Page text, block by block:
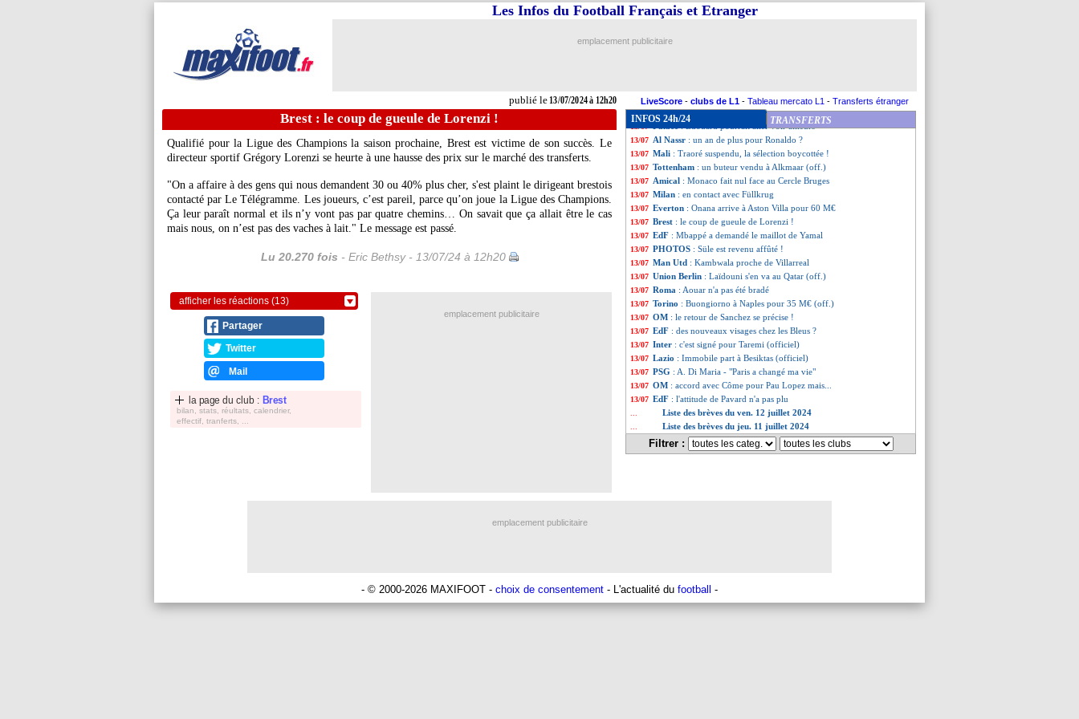
publié le13/07/2024 à 12h20
Les Infos du Football Français et Etranger
emplacement publicitaire
LiveScore - clubs de L1 - Tableau mercato L1 - Transferts étranger
Brest : le coup de gueule de Lorenzi !
Qualifié pour la Ligue des Champions la saison prochaine, Brest est victime de son succès. Le
directeur sportif Grégory Lorenzi se heurte à une hausse des prix sur le marché des transferts.
"On a affaire à des gens qui nous demandent 30 ou 40% plus cher, s'est plaint le dirigeant brestois
contacté par Le Télégramme. Les joueurs, c’est pareil, parce qu’on joue la Ligue des Champions.
Ça leur paraît normal et ils n’y vont pas par quatre chemins… On savait que ça allait être le cas
mais nous, on n’est pas des vaches à lait." Le message est passé.
Lu 20.270 fois - Eric Bethsy - 13/07/24 à 12h20
afficher les réactions (13)
Partager
Twitter
Mail
la page du club : Brest
bilan, stats, réultats, calendrier,
effectif, tranferts, ...
INFOS 24h/24 TRANSFERTS
13/07 Côme: Varane, c'est imminent
13/07 ASSE: Boakye jusqu'en 2028 (officiel)
13/07 Rennes
13/07 Al Ittihad: Blanc nommé entraîneur (officiel)
13/07 Chelsea: Cucurella déçu d'être jugé au prix
: Edouard pourrait aller voir ailleurs
13/07 Al Nassr : un an de plus pour Ronaldo ?
13/07 Mali : Traoré suspendu, la sélection boycottée !
13/07 Tottenham : un buteur vendu à Alkmaar (off.)
13/07 Amical : Monaco fait nul face au Cercle Bruges
13/07 Milan : en contact avec Füllkrug
13/07 Everton : Onana arrive à Aston Villa pour 60 M€
13/07 Brest : le coup de gueule de Lorenzi !
13/07 EdF : Mbappé a demandé le maillot de Yamal
13/07 PHOTOS : Süle est revenu affûté !
13/07 Man Utd : Kambwala proche de Villarreal
13/07 Union Berlin : Laïdouni s'en va au Qatar (off.)
13/07 Roma : Aouar n'a pas été bradé
13/07 Torino : Buongiorno à Naples pour 35 M€ (off.)
13/07 OM : le retour de Sanchez se précise !
13/07 EdF : des nouveaux visages chez les Bleus ?
13/07 Inter : c'est signé pour Taremi (officiel)
13/07 Lazio : Immobile part à Besiktas (officiel)
13/07 PSG : A. Di Maria - "Paris a changé ma vie"
13/07 OM : accord avec Côme pour Pau Lopez mais...
13/07 EdF : l'attitude de Pavard n'a pas plu
Liste des brèves du ven. 12 juillet 2024
Liste des brèves du jeu. 11 juillet 2024
Filtrer :
emplacement publicitaire
emplacement publicitaire
- © 2000-2026 MAXIFOOT - choix de consentement - L'actualité du football -